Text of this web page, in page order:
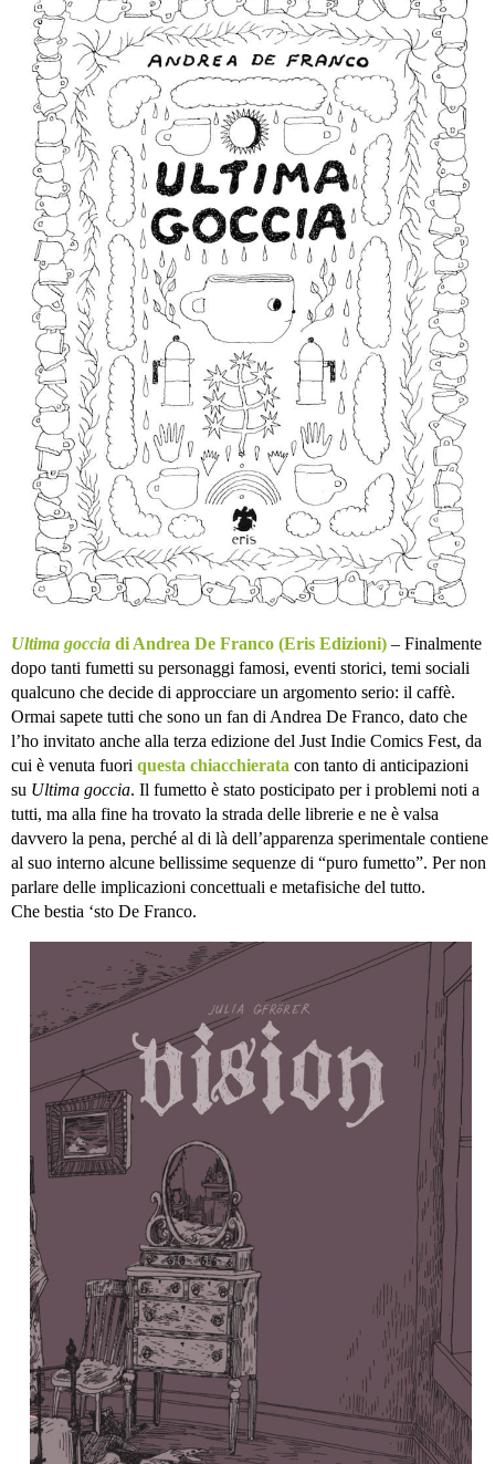
Ultima goccia di Andrea De Franco (Eris Edizioni) – Finalmente
dopo tanti fumetti su personaggi famosi, eventi storici, temi sociali
qualcuno che decide di approcciare un argomento serio: il caffè.
Ormai sapete tutti che sono un fan di Andrea De Franco, dato che
l’ho invitato anche alla terza edizione del Just Indie Comics Fest, da
cui è venuta fuori questa chiacchierata con tanto di anticipazioni
su Ultima goccia. Il fumetto è stato posticipato per i problemi noti a
tutti, ma alla fine ha trovato la strada delle librerie e ne è valsa
davvero la pena, perché al di là dell’apparenza sperimentale contiene
al suo interno alcune bellissime sequenze di “puro fumetto”. Per non
parlare delle implicazioni concettuali e metafisiche del tutto.
Che bestia ‘sto De Franco.